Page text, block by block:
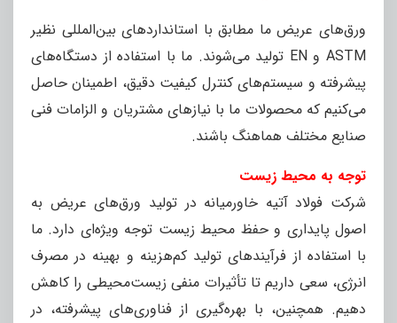
ورق‌های عریض ما مطابق با استانداردهای بین‌المللی نظیر
ASTM و EN تولید می‌شوند. ما با استفاده از دستگاه‌های
پیشرفته و سیستم‌های کنترل کیفیت دقیق، اطمینان حاصل
می‌کنیم که محصولات ما با نیازهای مشتریان و الزامات فنی
صنایع مختلف هماهنگ باشند.
توجه به محیط زیست
شرکت فولاد آتیه خاورمیانه در تولید ورق‌های عریض به
اصول پایداری و حفظ محیط زیست توجه ویژه‌ای دارد. ما
با استفاده از فرآیندهای تولید کم‌هزینه و بهینه در مصرف
انرژی، سعی داریم تا تأثیرات منفی زیست‌محیطی را کاهش
دهیم. همچنین، با بهره‌گیری از فناوری‌های پیشرفته، در